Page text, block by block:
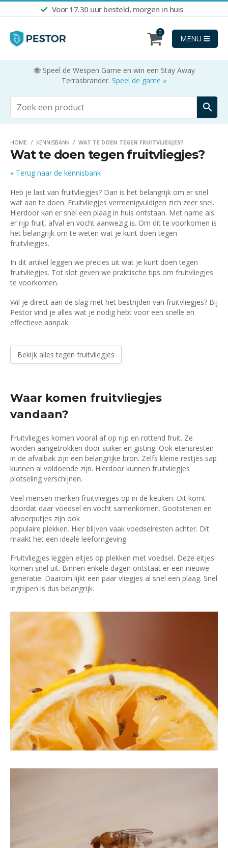
Voor 17.30 uur besteld, morgen in huis
0
MENU
🐝 Speel de Wespen Game en win een Stay Away
Terrasbrander. Speel de game »
HOME KENNISBANK WAT TE DOEN TEGEN FRUITVLIEGJES?
Wat te doen tegen fruitvliegjes?
« Terug naar de kennisbank
Heb je last van fruitvliegjes? Dan is het belangrijk om er snel
wat aan te doen. Fruitvliegjes vermenigvuldigen zich zeer snel.
Hierdoor kan er snel een plaag in huis ontstaan. Met name als
er rijp fruit, afval en vocht aanwezig is. Om dit te voorkomen is
het belangrijk om te weten wat je kunt doen tegen
fruitvliegjes.
In dit artikel leggen we precies uit wat je kunt doen tegen
fruitvliegjes. Tot slot geven we praktische tips om fruitvliegjes
te voorkomen.
Wil je direct aan de slag met het bestrijden van fruitvliegjes? Bij
Pestor vind je alles wat je nodig hebt voor een snelle en
effectieve aanpak.
Bekijk alles tegen fruitvliegjes
Waar komen fruitvliegjes
vandaan?
Fruitvliegjes komen vooral af op rijp en rottend fruit. Ze
worden aangetrokken door suiker en gisting. Ook etensresten
in de afvalbak zijn een belangrijke bron. Zelfs kleine restjes sap
kunnen al voldoende zijn. Hierdoor kunnen fruitvliegjes
plotseling verschijnen.
Veel mensen merken fruitvliegjes op in de keuken. Dit komt
doordat daar voedsel en vocht samenkomen. Gootstenen en
afvoerputjes zijn ook
populaire plekken. Hier blijven vaak voedselresten achter. Dit
maakt het een ideale leefomgeving.
Fruitvliegjes leggen eitjes op plekken met voedsel. Deze eitjes
komen snel uit. Binnen enkele dagen ontstaat er een nieuwe
generatie. Daarom lijkt een paar vliegjes al snel een plaag. Snel
ingrijpen is dus belangrijk.